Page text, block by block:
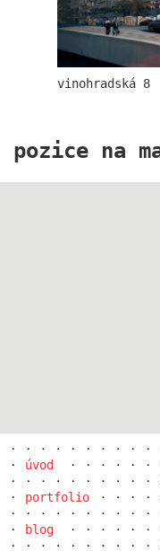
jungmannova 15
vinohradská 8
pozice na
úvod
portfolio
blog